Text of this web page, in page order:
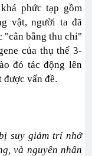
phức tạp gồm
vật, người ta đã
"cân bằng thu chi"
của thụ thể 3-
đó tác động lên
vấn đề.
suy giảm trí nhớ
và nguyên nhân